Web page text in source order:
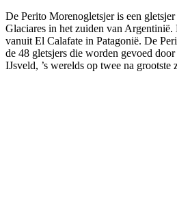
De Perito Morenogletsjer is een
Glaciares in het zuiden van Argentinië.
vanuit El Calafate in Patagonië. De
de 48 gletsjers die worden gevoed
IJsveld, ’s werelds op twee na grootste